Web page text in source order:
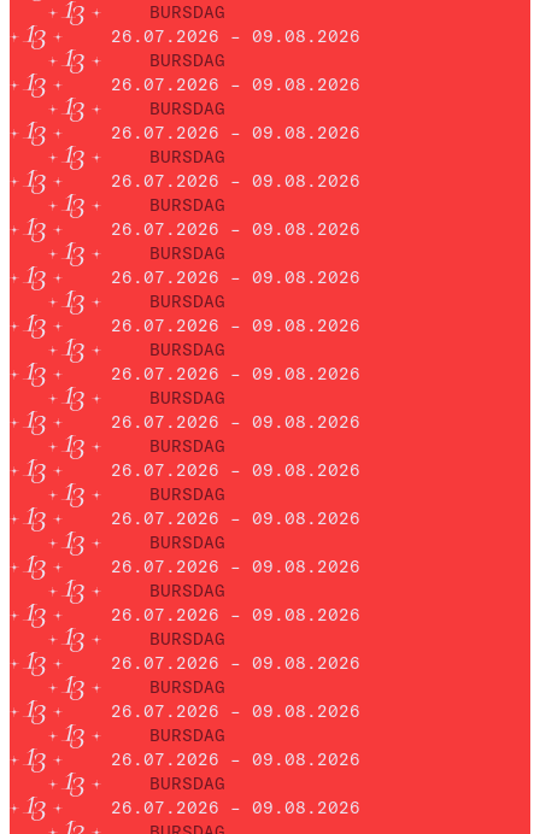
BURSDAG
26.07.2026 – 09.08.2026
BURSDAG
26.07.2026 – 09.08.2026
BURSDAG
26.07.2026 – 09.08.2026
BURSDAG
26.07.2026 – 09.08.2026
BURSDAG
26.07.2026 – 09.08.2026
BURSDAG
26.07.2026 – 09.08.2026
BURSDAG
26.07.2026 – 09.08.2026
BURSDAG
26.07.2026 – 09.08.2026
BURSDAG
26.07.2026 – 09.08.2026
BURSDAG
26.07.2026 – 09.08.2026
BURSDAG
26.07.2026 – 09.08.2026
BURSDAG
26.07.2026 – 09.08.2026
BURSDAG
26.07.2026 – 09.08.2026
BURSDAG
26.07.2026 – 09.08.2026
BURSDAG
26.07.2026 – 09.08.2026
BURSDAG
26.07.2026 – 09.08.2026
BURSDAG
26.07.2026 – 09.08.2026